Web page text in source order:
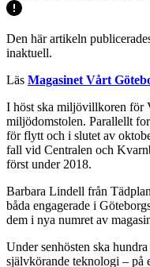
Den här artikeln
inaktuell.
Läs Magasinet Vårt
I höst ska miljövillkoren för
miljödomstolen. Parallellt
för flytt och i slutet av
fall vid Centralen och
först under 2018.
Barbara Lindell från
båda engagerade i
dem i nya numret av
Under senhösten ska
självkörande teknologi – på